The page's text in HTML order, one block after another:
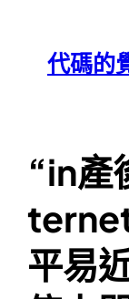
content代碼的
“in產
平易